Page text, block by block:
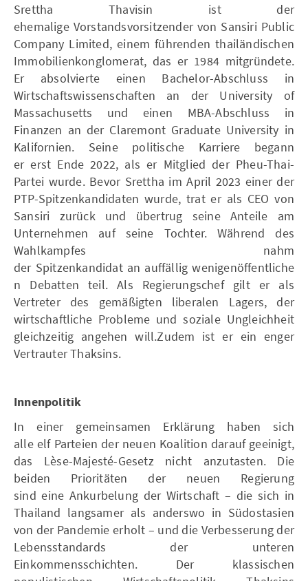
Srettha Thavisin ist der
ehemalige Vorstandsvorsitzender von Sansiri Public
Company Limited, einem führenden thailändischen
Immobilienkonglomerat, das er 1984 mitgründete.
Er absolvierte einen Bachelor-Abschluss in
Wirtschaftswissenschaften an der University of
Massachusetts und einen MBA-Abschluss in
Finanzen an der Claremont Graduate University in
Kalifornien. Seine politische Karriere begann
er erst Ende 2022, als er Mitglied der Pheu-Thai-
Partei wurde. Bevor Srettha im April 2023 einer der
PTP-Spitzenkandidaten wurde, trat er als CEO von
Sansiri zurück und übertrug seine Anteile am
Unternehmen auf seine Tochter. Während des
Wahlkampfes nahm
der Spitzenkandidat an auffällig wenigenöffentliche
n Debatten teil. Als Regierungschef gilt er als
Vertreter des gemäßigten liberalen Lagers, der
wirtschaftliche Probleme und soziale Ungleichheit
gleichzeitig angehen will.Zudem ist er ein enger
Vertrauter Thaksins.
Innenpolitik
In einer gemeinsamen Erklärung haben sich
alle elf Parteien der neuen Koalition darauf geeinigt,
das Lèse-Majesté-Gesetz nicht anzutasten. Die
beiden Prioritäten der neuen Regierung
sind eine Ankurbelung der Wirtschaft – die sich in
Thailand langsamer als anderswo in Südostasien
von der Pandemie erholt – und die Verbesserung der
Lebensstandards der unteren
Einkommensschichten. Der klassischen